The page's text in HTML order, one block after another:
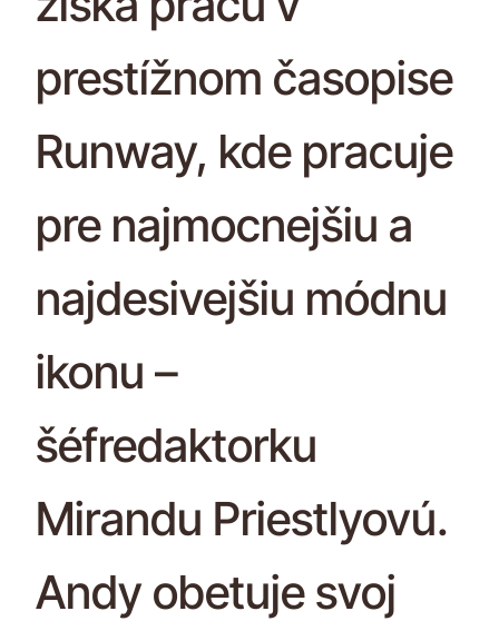
prestížnom časopise
Runway, kde pracuje
pre najmocnejšiu a
najdesivejšiu módnu
ikonu –
šéfredaktorku
Mirandu Priestlyovú.
Andy obetuje svoj